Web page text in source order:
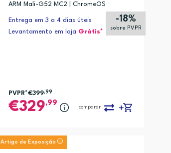
ARM Mali-G52 MC2 | ChromeOS
Entrega em 3 a 4 dias úteis
Levantamento em loja Grátis*
-18%
sobre PVPR
PVPR*€399,99
329,99
comparar
Artigo de Exposição